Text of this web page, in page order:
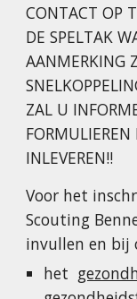
CONTACT OP
DE SPELTAK
AANMERKING
ZAL U
INLEVEREN!!
Voor het
Scouting
invullen en bij
het